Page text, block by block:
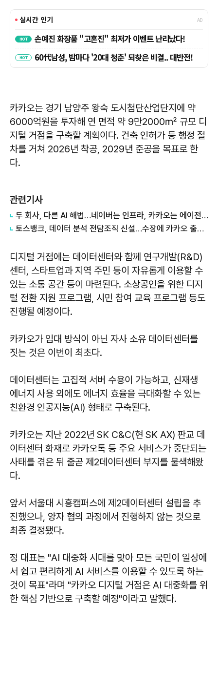
카카오는 경기 남양주 왕숙 도시첨단산업단지에 약
6000억원을 투자해 연 면적 약 9만2000㎡ 규모 디
지털 거점을 구축할 계획이다. 건축 인허가 등 행정 절
차를 거쳐 2026년 착공, 2029년 준공을 목표로 한
다.
관련기사
두 회사, 다른 AI 해법…네이버는 인프라, 카카오는 에이전트
토스뱅크, 데이터 분석 전담조직 신설…수장에 카카오 출신 선임
디지털 거점에는 데이터센터와 함께 연구개발(R&D)
센터, 스타트업과 지역 주민 등이 자유롭게 이용할 수
있는 소통 공간 등이 마련된다. 소상공인을 위한 디지
털 전환 지원 프로그램, 시민 참여 교육 프로그램 등도
진행될 예정이다.
카카오가 임대 방식이 아닌 자사 소유 데이터센터를
짓는 것은 이번이 최초다.
데이터센터는 고집적 서버 수용이 가능하고, 신재생
에너지 사용 외에도 에너지 효율을 극대화할 수 있는
친환경 인공지능(AI) 형태로 구축된다.
카카오는 지난 2022년 SK C&C(현 SK AX) 판교 데
이터센터 화재로 카카오톡 등 주요 서비스가 중단되는
사태를 겪은 뒤 줄곧 제2데이터센터 부지를 물색해왔
다.
앞서 서울대 시흥캠퍼스에 제2데이터센터 설립을 추
진했으나, 양자 협의 과정에서 진행하지 않는 것으로
최종 결정됐다.
정 대표는 "AI 대중화 시대를 맞아 모든 국민이 일상에
서 쉽고 편리하게 AI 서비스를 이용할 수 있도록 하는
것이 목표"라며 "카카오 디지털 거점은 AI 대중화를 위
한 핵심 기반으로 구축할 예정"이라고 말했다.